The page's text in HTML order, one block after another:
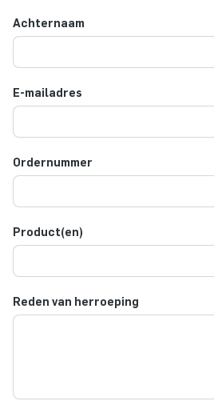
Achternaam
E-mailadres
Ordernummer
Product(en)
Reden van herroeping